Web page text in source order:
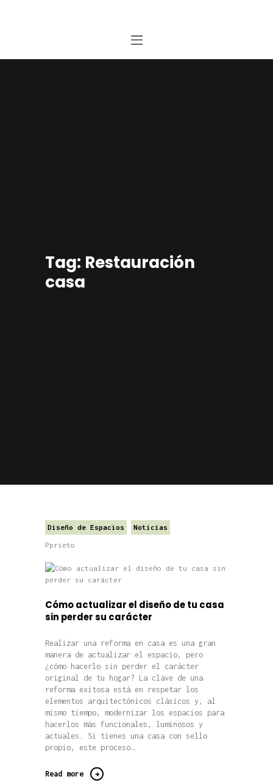
Tag: Restauración
casa
Diseño de Espacios Noticias
Pprieto
Cómo actualizar el diseño de tu casa
sin perder su carácter
Realizar una reforma en casa es una gran
manera de actualizar el espacio, pero
¿cómo hacerlo sin perder el carácter
original de tu hogar? La clave de una
reforma exitosa está en respetar los
elementos arquitectónicos clásicos y, al
mismo tiempo, modernizar los espacios para
hacerlos más funcionales, luminosos y
actuales. Si tienes una casa con sello
propio, este proceso…
Read more